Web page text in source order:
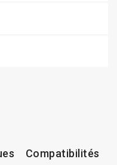
Compatibilités